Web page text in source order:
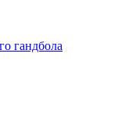
гандбола